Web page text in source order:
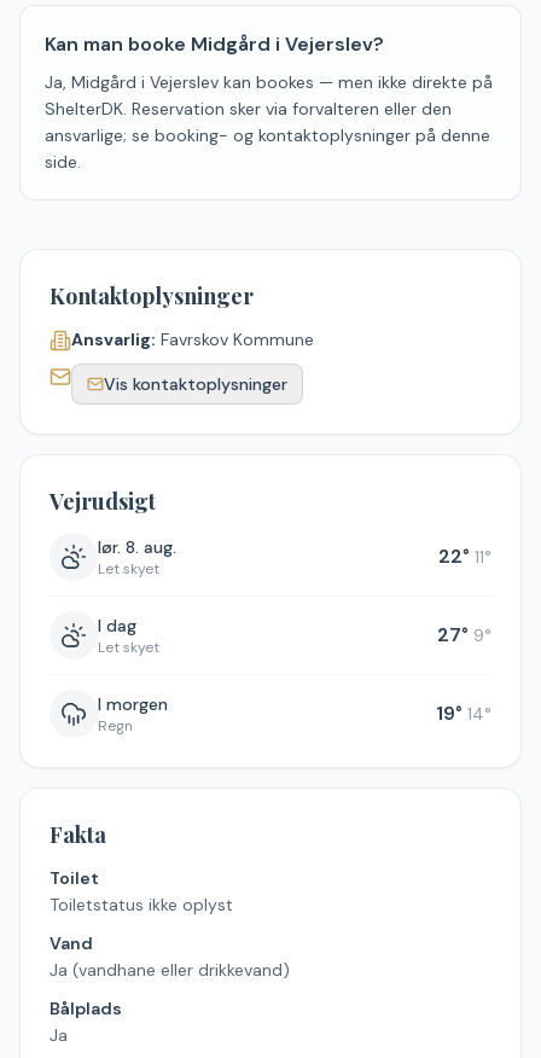
Kan man booke Midgård i Vejerslev?
Ja, Midgård i Vejerslev kan bookes — men ikke direkte på
ShelterDK. Reservation sker via forvalteren eller den
ansvarlige; se booking- og kontaktoplysninger på denne
side.
Kontaktoplysninger
Ansvarlig: Favrskov Kommune
Vis kontaktoplysninger
Vejrudsigt
lør. 8. aug.
Let skyet 22° 11°
I dag
Let skyet 27° 9°
I morgen
Regn 19° 14°
Fakta
Toilet
Toiletstatus ikke oplyst
Vand
Ja (vandhane eller drikkevand)
Bålplads
Ja